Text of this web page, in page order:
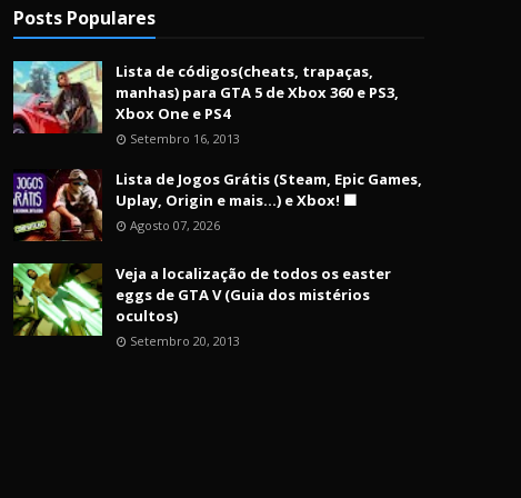
Posts Populares
Lista de códigos(cheats, trapaças,
manhas) para GTA 5 de Xbox 360 e PS3,
Xbox One e PS4
Setembro 16, 2013
Lista de Jogos Grátis (Steam, Epic Games,
Uplay, Origin e mais...) e Xbox! 🟩
Agosto 07, 2026
Veja a localização de todos os easter
eggs de GTA V (Guia dos mistérios
ocultos)
Setembro 20, 2013